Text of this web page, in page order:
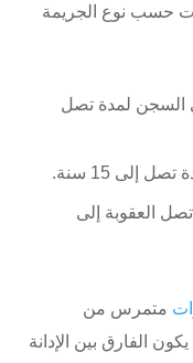
حسب نوع الجريمة
السجن لمدة تصل
إلى 15 سنة.
العقوبة إلى
متمرس من
الفارق بين الإدانة